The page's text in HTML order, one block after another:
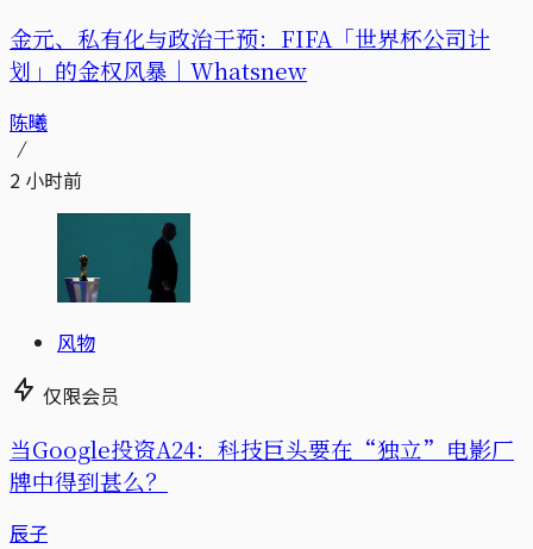
金元、私有化与政治干预：FIFA「世界杯公司计
划」的金权风暴｜Whatsnew
陈曦
2 小时前
风物
仅限会员
当Google投资A24：科技巨头要在“独立”电影厂
牌中得到甚么？
辰子